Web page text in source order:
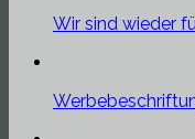
Wir sind wieder